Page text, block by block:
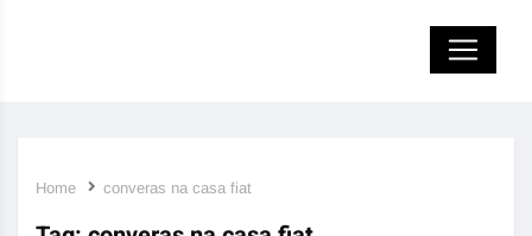
Home converas na casa fiat